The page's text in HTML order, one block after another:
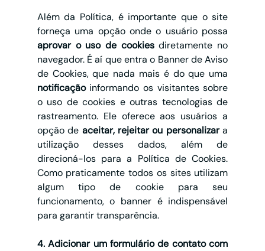
Além da Política, é importante que o site
aprovar o uso de cookies diretamente no
navegador. É aí que entra o Banner de Aviso
notificação informando os visitantes sobre
o uso de cookies e outras tecnologias de
rastreamento. Ele oferece aos usuários a
opção de aceitar, rejeitar ou personalizar a
utilização desses dados, além de
direcioná-los para a Política de Cookies.
Como praticamente todos os sites utilizam
algum tipo de cookie para seu
funcionamento, o banner é indispensável
para garantir transparência.
4. Adicionar um formulário de contato com